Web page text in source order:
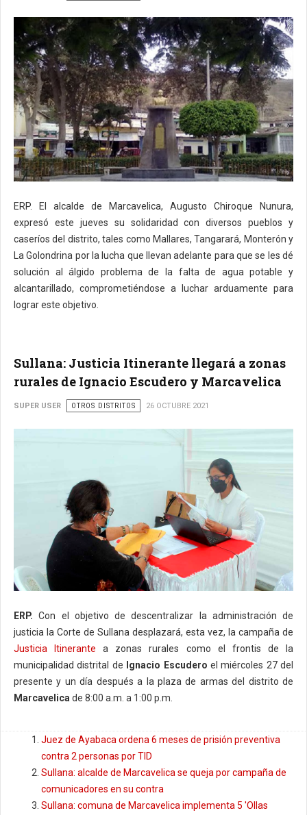
ERP. El alcalde de Marcavelica, Augusto Chiroque Nunura,
expresó este jueves su solidaridad con diversos pueblos y
caseríos del distrito, tales como Mallares, Tangarará, Monterón y
La Golondrina por la lucha que llevan adelante para que se les dé
solución al álgido problema de la falta de agua potable y
alcantarillado, comprometiéndose a luchar arduamente para
lograr este objetivo.
Sullana: Justicia Itinerante llegará a zonas
rurales de Ignacio Escudero y Marcavelica
SUPER USER OTROS DISTRITOS 26 OCTUBRE 2021
ERP. Con el objetivo de descentralizar la administración de
justicia la Corte de Sullana desplazará, esta vez, la campaña de
Justicia Itinerante a zonas rurales como el frontis de la
municipalidad distrital de
Ignacio Escudero el miércoles 27 del
presente y un día después a la plaza de armas del distrito de
Marcavelica de 8:00 a.m. a 1:00 p.m.
Juez de Ayabaca ordena 6 meses de prisión preventiva
contra 2 personas por TID
Sullana: alcalde de Marcavelica se queja por campaña de
comunicadores en su contra
Sullana: comuna de Marcavelica implementa 5 'Ollas